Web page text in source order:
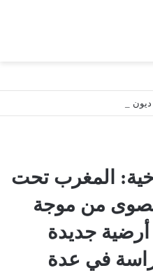
المغرب تحت
قصوى من موجة
أرضية جديدة
في عدة